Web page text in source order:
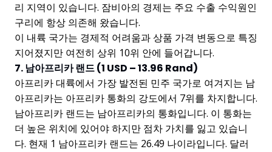
리 지역이 있습니다. 잠비아의 경제는 주요 수출 수익원인
구리에 항상 의존해 왔습니다.
이 내륙 국가는 경제적 어려움과 상품 가격 변동으로 특징
지어졌지만 여전히 상위 10위 안에 들어갑니다.
7. 남아프리카 랜드 (1 USD – 13.96 Rand)
아프리카 대륙에서 가장 발전된 민주 국가로 여겨지는 남
아프리카는 아프리카 통화의 강도에서 7위를 차지합니다.
남아프리카 랜드는 남아프리카의 통화입니다. 이 통화는
더 높은 위치에 있어야 하지만 점차 가치를 잃고 있습니
다. 현재 1 남아프리카 랜드는 26.49 나이라입니다. 달러